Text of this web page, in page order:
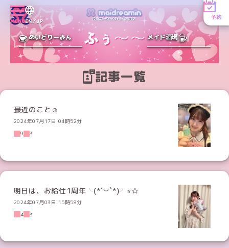
MENUEN／JP
予約
めいどりーみん メイド酒場
記事一覧
最近のこと☺︎
2024年07月17日 04時52分
9
3
明日は、お給仕1周年╰(*´︶`*)╯⭐︎☆
2024年07月03日 15時58分
4
3